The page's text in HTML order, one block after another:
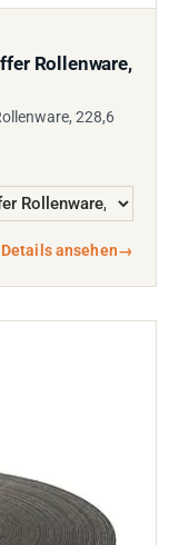
Rollenware,
228,6
Details ansehen→